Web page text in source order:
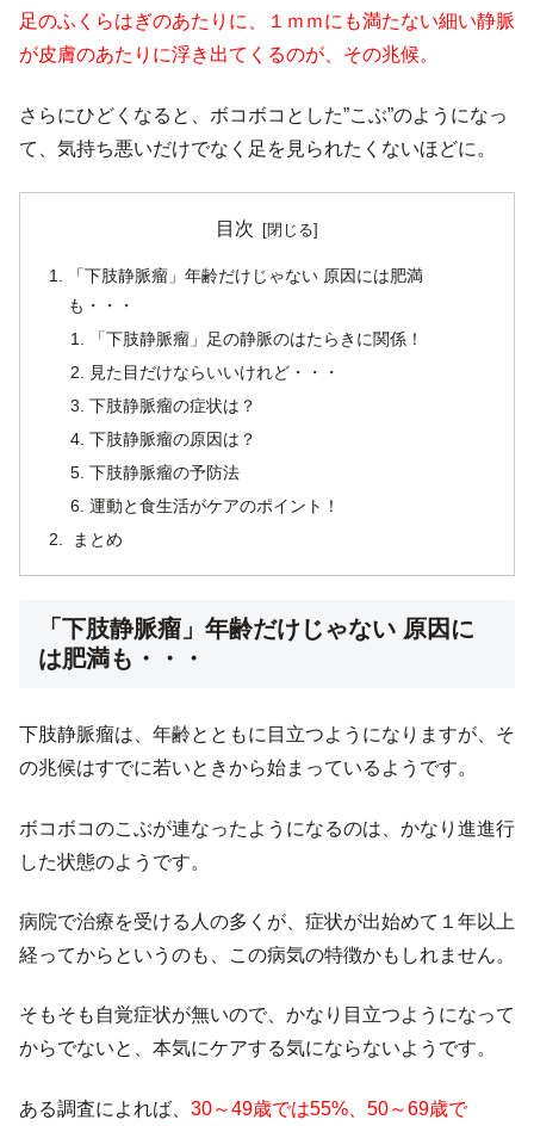
足のふくらはぎのあたりに、１ｍｍにも満たない細い静脈
が皮膚のあたりに浮き出てくるのが、その兆候。
さらにひどくなると、ボコボコとした”こぶ”のようになっ
て、気持ち悪いだけでなく足を見られたくないほどに。
目次
「下肢静脈瘤」年齢だけじゃない 原因には肥満
も・・・
「下肢静脈瘤」足の静脈のはたらきに関係！
見た目だけならいいけれど・・・
下肢静脈瘤の症状は？
下肢静脈瘤の原因は？
下肢静脈瘤の予防法
運動と食生活がケアのポイント！
まとめ
「下肢静脈瘤」年齢だけじゃない 原因に
は肥満も・・・
下肢静脈瘤は、年齢とともに目立つようになりますが、そ
の兆候はすでに若いときから始まっているようです。
ボコボコのこぶが連なったようになるのは、かなり進進行
した状態のようです。
病院で治療を受ける人の多くが、症状が出始めて１年以上
経ってからというのも、この病気の特徴かもしれません。
そもそも自覚症状が無いので、かなり目立つようになって
からでないと、本気にケアする気にならないようです。
ある調査によれば、 30～49歳では55%、50～69歳で